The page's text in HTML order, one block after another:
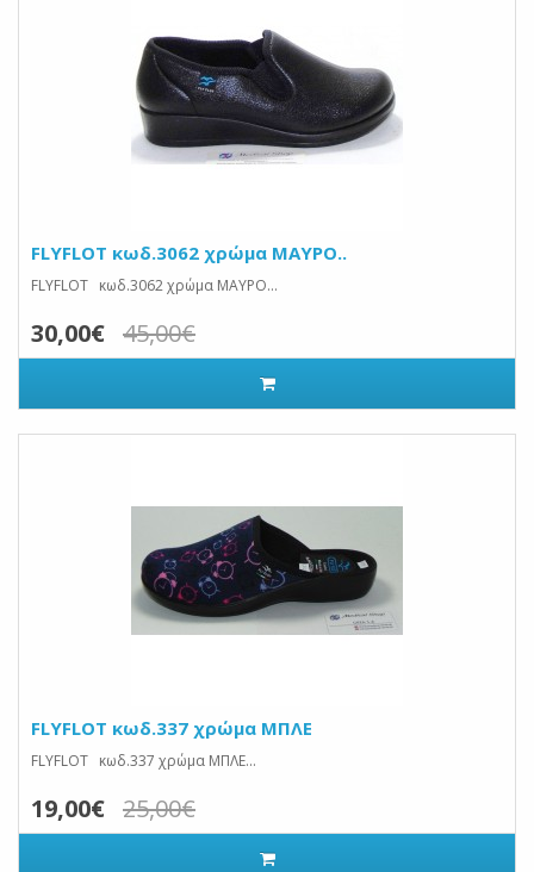
FLYFLOT κωδ.3062 χρώμα ΜΑΥΡΟ..
FLYFLOT κωδ.3062 χρώμα ΜΑΥΡΟ...
30,00€ 45,00€
FLYFLOT κωδ.337 χρώμα ΜΠΛΕ
FLYFLOT κωδ.337 χρώμα ΜΠΛΕ...
19,00€ 25,00€